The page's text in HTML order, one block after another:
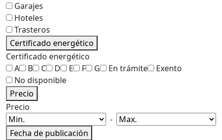
Garajes
Hoteles
Trasteros
Certificado energético
Certificado energético
A
B C D E F G En trámite
Exento
No disponible
Precio
Precio
-
Fecha de publicación